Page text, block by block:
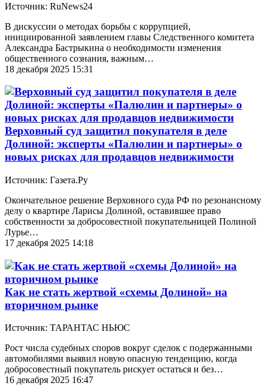
Источник: RuNews24
В дискуссии о методах борьбы с коррупцией,
инициированной заявлением главы Следственного комитета
Александра Бастрыкина о необходимости изменения
общественного сознания, важным…
18 декабря 2025 15:31
Верховный суд защитил покупателя в деле
Долиной: эксперты «Палюлин и партнеры» о
новых рисках для продавцов недвижимости
Источник: Газета.Ру
Окончательное решение Верховного суда РФ по резонансному
делу о квартире Ларисы Долиной, оставившее право
собственности за добросовестной покупательницей Полиной
Лурье…
17 декабря 2025 14:18
Как не стать жертвой «схемы Долиной» на
вторичном рынке
Источник: ТАРАНТАС НЬЮС
Рост числа судебных споров вокруг сделок с подержанными
автомобилями выявил новую опасную тенденцию, когда
добросовестный покупатель рискует остаться и без…
16 декабря 2025 16:47